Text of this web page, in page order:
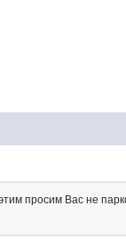
просим Вас не